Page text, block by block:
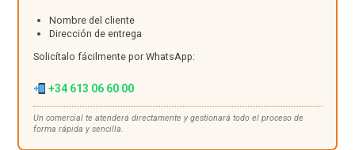
Nombre del cliente
Dirección de entrega
Solicítalo fácilmente por WhatsApp:
+34 613 06 60 00
Un comercial te atenderá directamente y gestionará todo el proceso de
forma rápida y sencilla.